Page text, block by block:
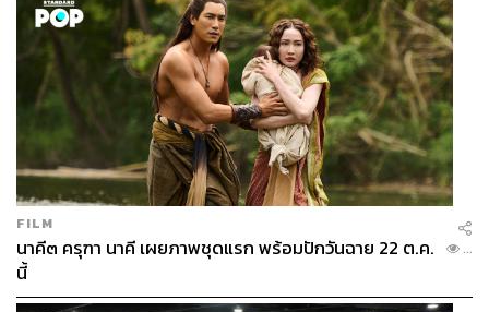
FILM
นาคี๓ ครุฑา นาคี เผยภาพชุดแรก พร้อมปักวันฉาย 22 ต.ค.
นี้
...